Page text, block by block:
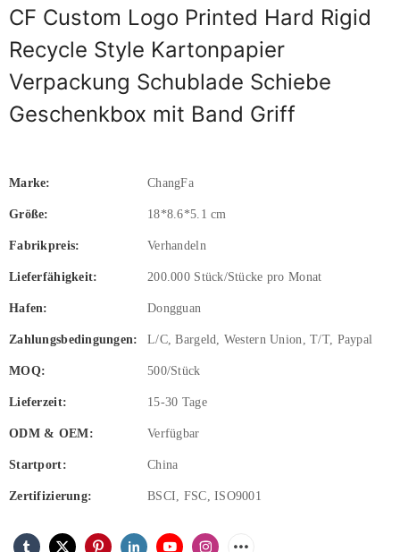
CF Custom Logo Printed Hard Rigid
Recycle Style Kartonpapier
Verpackung Schublade Schiebe
Geschenkbox mit Band Griff
Marke: ChangFa
Größe: 18*8.6*5.1 cm
Fabrikpreis: Verhandeln
Lieferfähigkeit: 200.000 Stück/Stücke pro Monat
Hafen: Dongguan
Zahlungsbedingungen: L/C, Bargeld, Western Union, T/T, Paypal
MOQ: 500/Stück
Lieferzeit: 15-30 Tage
ODM & OEM: Verfügbar
Startport: China
Zertifizierung: BSCI, FSC, ISO9001